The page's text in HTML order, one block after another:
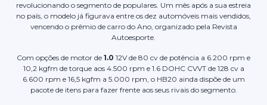
revolucionando o segmento de populares. Um mês após a sua estreia
no país, o modelo já figurava entre os dez automóveis mais vendidos,
vencendo o prêmio de carro do Ano, organizado pela Revista
Autoesporte.
Com opções de motor de 1.0 12V de 80 cv de potência a 6.200 rpm e
10,2 kgfm de torque aos 4.500 rpm e 1.6 DOHC CVVT de 128 cv a
6.600 rpm e 16,5 kgfm a 5.000 rpm, o HB20 ainda dispõe de um
pacote de itens para fazer frente aos seus rivais do segmento.